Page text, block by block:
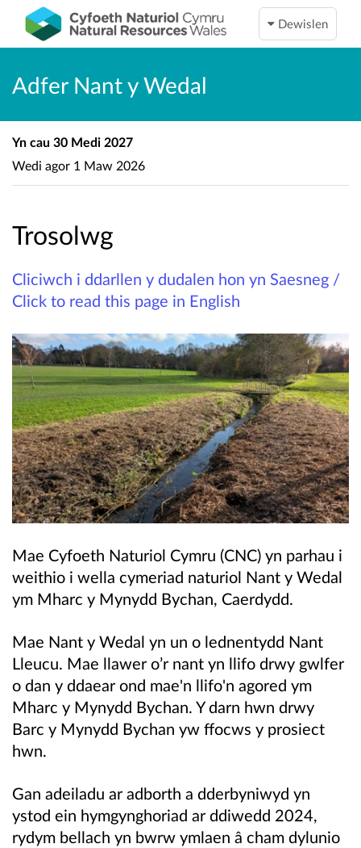
Dewislen
Adfer Nant y Wedal
Trosolwg
Cliciwch i ddarllen y dudalen hon yn Saesneg /
Click to read this page in English
Mae Cyfoeth Naturiol Cymru (CNC) yn parhau i
weithio i wella cymeriad naturiol Nant y Wedal
ym Mharc y Mynydd Bychan, Caerdydd.
Mae Nant y Wedal yn un o lednentydd Nant
Lleucu. Mae llawer o’r nant yn llifo drwy gwlfer
o dan y ddaear ond mae'n llifo'n agored ym
Mharc y Mynydd Bychan. Y darn hwn drwy
Barc y Mynydd Bychan yw ffocws y prosiect
hwn.
Gan adeiladu ar adborth a dderbyniwyd yn
ystod ein hymgynghoriad ar ddiwedd 2024,
rydym bellach yn bwrw ymlaen â cham dylunio
Yn cau 30 Medi 2027
Wedi agor 1 Maw 2026